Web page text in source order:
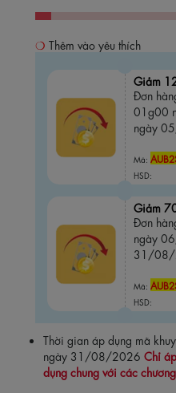
Thêm vào yêu thích
Giảm
Đơn
01g00
ngày
Mã:
HSD:
Giảm
Đơn
ngày
31/08/
Mã:
HSD:
Thời gian áp dụng mã
ngày 31/08/2026 Chỉ
dụng chung với các